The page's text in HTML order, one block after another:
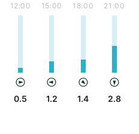
12:00
0.5
15:00
1.2
18:00
1.4
21:00
2.8